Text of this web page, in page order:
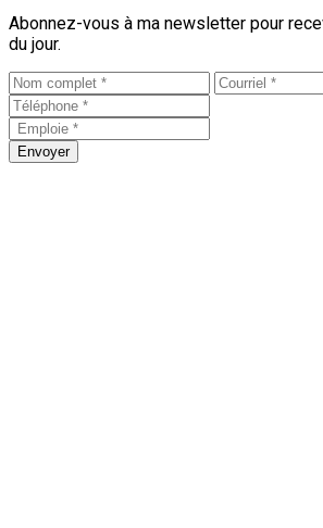
Abonnez-vous à ma newsletter pour
du jour.
Envoyer